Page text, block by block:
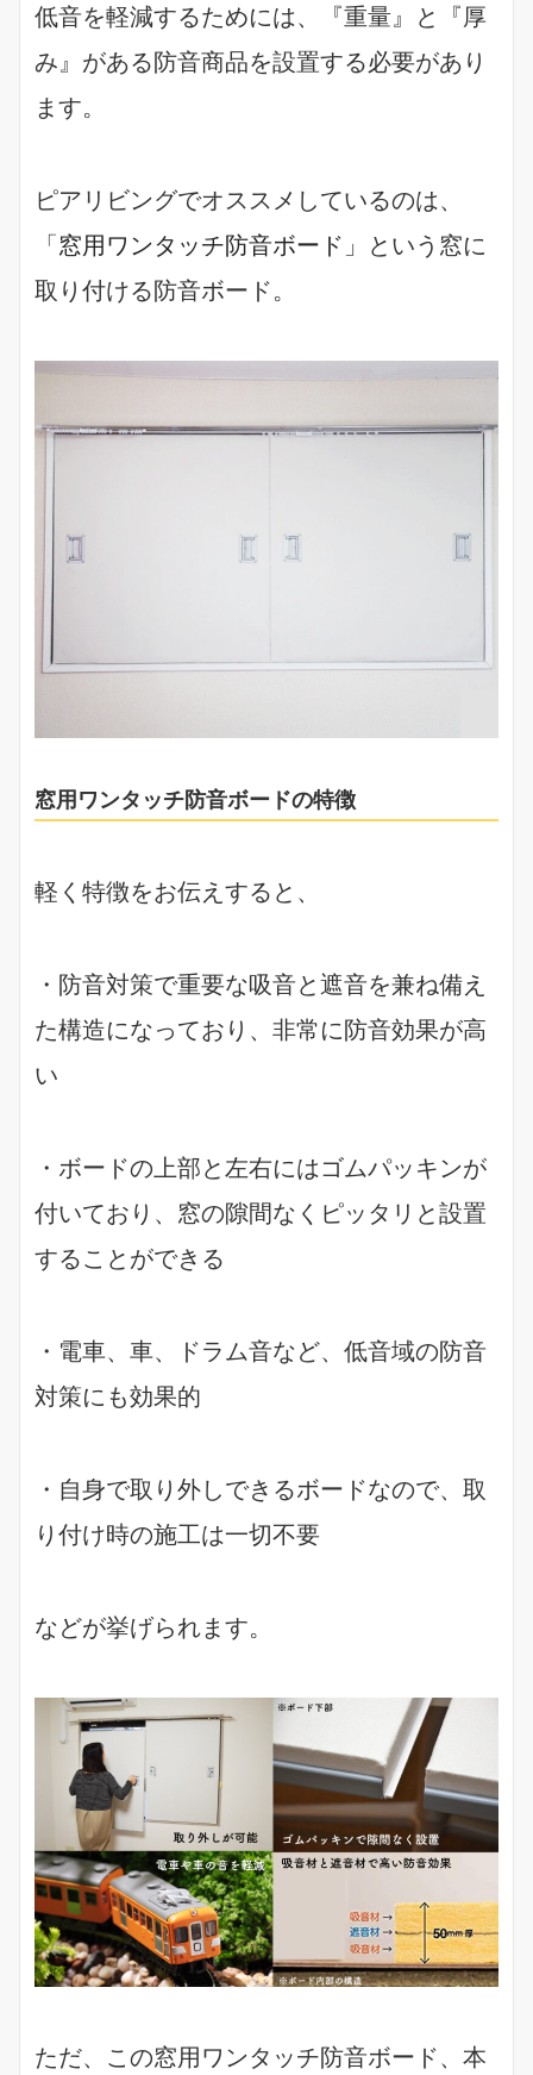
低音を軽減するためには、『重量』と『厚
み』がある防音商品を設置する必要があり
ます。
ピアリビングでオススメしているのは、
「 窓用ワンタッチ防音ボード 」という窓に
取り付ける防音ボード。
窓用ワンタッチ防音ボードの特徴
軽く特徴をお伝えすると、
・防音対策で重要な吸音と遮音を兼ね備え
た構造になっており、非常に防音効果が高
い
・ボードの上部と左右にはゴムパッキンが
付いており、窓の隙間なくピッタリと設置
することができる
・電車、車、ドラム音など、低音域の防音
対策にも効果的
・自身で取り外しできるボードなので、取
り付け時の施工は一切不要
などが挙げられます。
ただ、この窓用ワンタッチ防音ボード、本